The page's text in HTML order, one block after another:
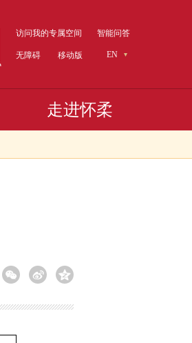
访问我的专属空间 智能问答
无障碍 移动版 EN
走进怀柔